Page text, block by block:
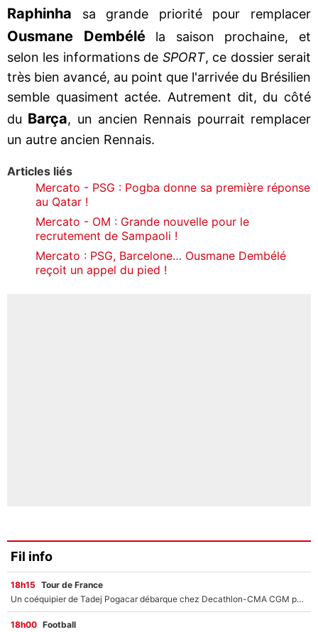
Raphinha sa grande priorité pour remplacer
Ousmane Dembéléla saison prochaine, et
selon les informations de SPORT, ce dossier serait
très bien avancé, au point que l'arrivée du Brésilien
semble quasiment actée. Autrement dit, du côté
du Barça, un ancien Rennais pourrait remplacer
un autre ancien Rennais.
Articles liés
Mercato - PSG : Pogba donne sa première réponse
au Qatar !
Mercato - OM : Grande nouvelle pour le
recrutement de Sampaoli !
Mercato : PSG, Barcelone… Ousmane Dembélé
reçoit un appel du pied !
Fil info
18h15 Tour de France
Un coéquipier de Tadej Pogacar débarque chez Decathlon-CMA CGM pour épauler Paul Seixas : «Mes meilleures années sont à venir»
18h00 Football